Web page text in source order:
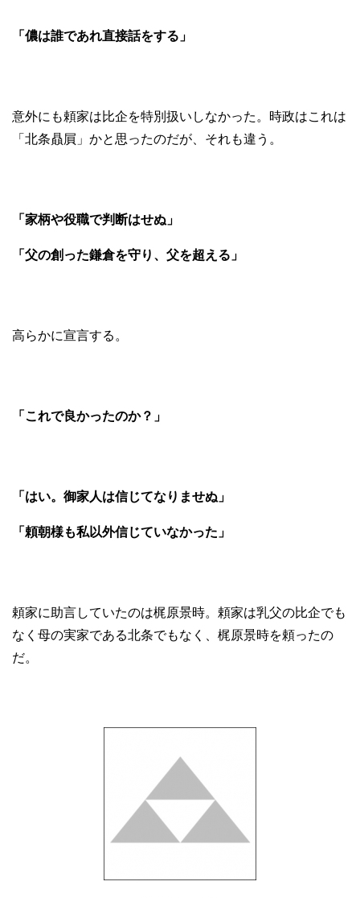
「儂は誰であれ直接話をする」
意外にも頼家は比企を特別扱いしなかった。時政はこれは
「北条贔屓」かと思ったのだが、それも違う。
「家柄や役職で判断はせぬ」
「父の創った鎌倉を守り、父を超える」
高らかに宣言する。
「これで良かったのか？」
「はい。御家人は信じてなりませぬ」
「頼朝様も私以外信じていなかった」
頼家に助言していたのは梶原景時。頼家は乳父の比企でも
なく母の実家である北条でもなく、梶原景時を頼ったの
だ。